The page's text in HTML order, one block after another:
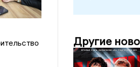
Другие